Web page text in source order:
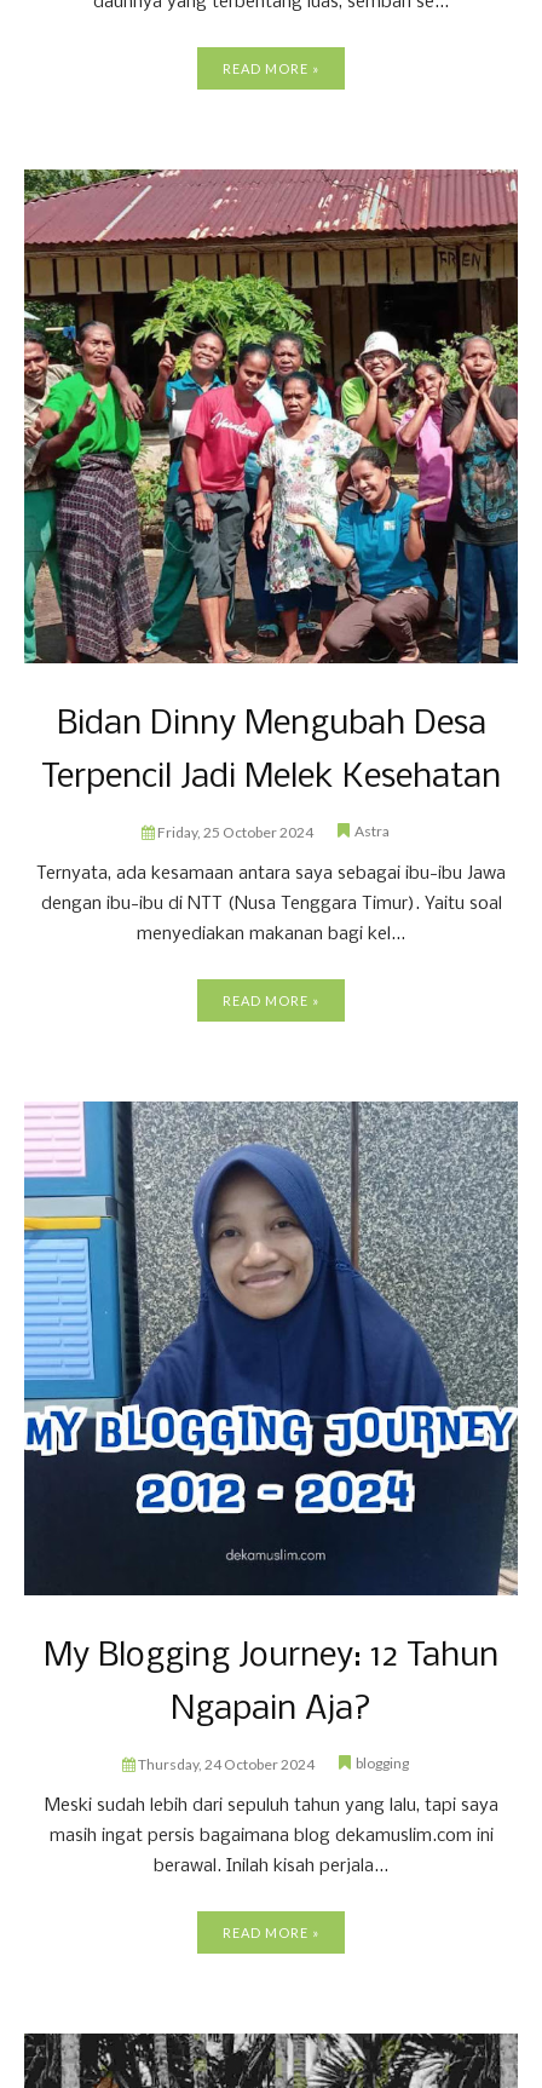
READ MORE »
Bidan Dinny Mengubah Desa
Terpencil Jadi Melek Kesehatan
Friday, 25 October 2024 Astra
Ternyata, ada kesamaan antara saya sebagai ibu-ibu Jawa
dengan ibu-ibu di NTT (Nusa Tenggara Timur). Yaitu soal
menyediakan makanan bagi kel...
READ MORE »
My Blogging Journey: 12 Tahun
Ngapain Aja?
Thursday, 24 October 2024 blogging
Meski sudah lebih dari sepuluh tahun yang lalu, tapi saya
masih ingat persis bagaimana blog dekamuslim.com ini
berawal. Inilah kisah perjala...
READ MORE »